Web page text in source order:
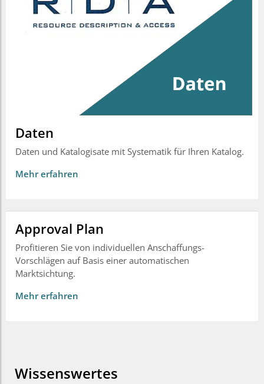
Daten
Daten und Katalogisate mit Systematik für Ihren Katalog.
Mehr erfahren
Approval Plan
Profitieren Sie von individuellen Anschaffungs-
Vorschlägen auf Basis einer automatischen
Marktsichtung.
Mehr erfahren
Wissenswertes